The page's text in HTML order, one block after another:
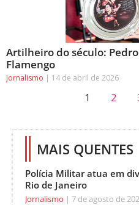
Artilheiro do século:
Flamengo
Jornalismo 14 de abril de 2026
1 2
MAIS QUENTES
Polícia Militar atua em
Rio de Janeiro
Jornalismo 7 de agosto de